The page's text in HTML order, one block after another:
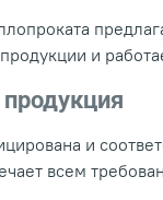
и
и
всем